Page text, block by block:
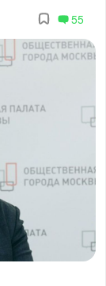
55